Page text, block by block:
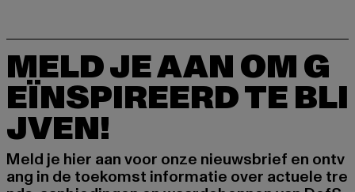
MELD JE AAN OM G
EÏNSPIREERD TE BLI
JVEN!
Meld je hier aan voor onze nieuwsbrief en ontv
ang in de toekomst informatie over actuele tre